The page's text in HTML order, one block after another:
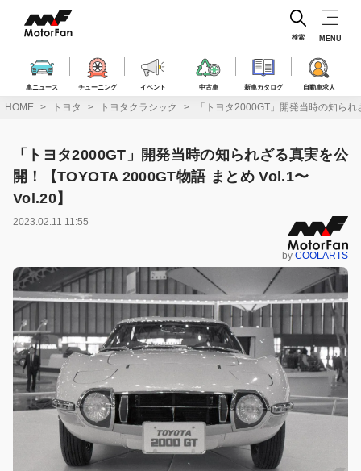
ス
車ニュース チューニング イベント 中古車 新車カタログ 自動車求人
検索 MENU
HOME トヨタ トヨタクラシック 「トヨタ2000GT」開発当時の知ら
「トヨタ2000GT」開発当時の知られざる真実を公
開！【TOYOTA 2000GT物語 まとめ Vol.1〜
Vol.20】
2023.02.11 11:55
by COOLARTS